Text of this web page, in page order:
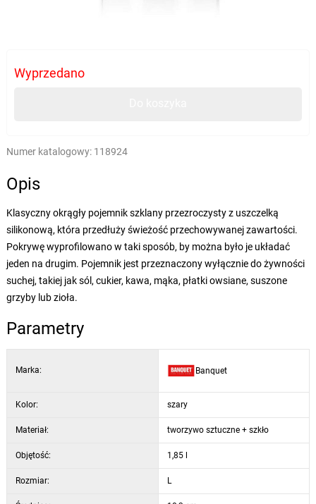
Wyprzedano
Numer katalogowy: 118924
Opis
Klasyczny okrągły pojemnik szklany przezroczysty z uszczelką
silikonową, która przedłuży świeżość przechowywanej zawartości.
Pokrywę wyprofilowano w taki sposób, by można było je układać
jeden na drugim. Pojemnik jest przeznaczony wyłącznie do żywności
suchej, takiej jak sól, cukier, kawa, mąka, płatki owsiane, suszone
grzyby lub zioła.
Parametry
Marka: Banquet
Kolor: szary
Materiał: tworzywo sztuczne + szkło
Objętość: 1,85 l
Rozmiar: L